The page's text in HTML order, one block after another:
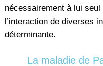
nécessairement à lui seul
l’interaction de diverses
déterminante.
La maladie de